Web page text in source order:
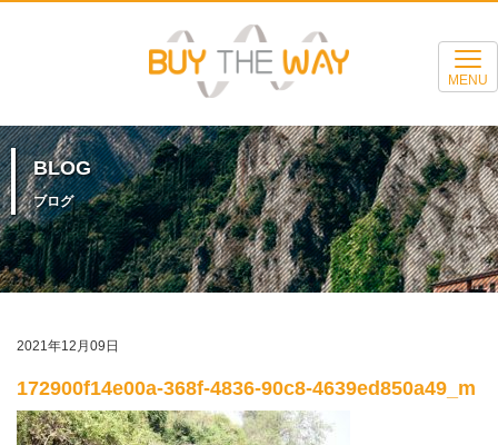
MENU
BLOG
ブログ
2021年12月09日
172900f14e00a-368f-4836-90c8-4639ed850a49_m